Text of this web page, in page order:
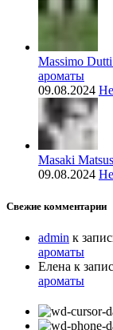
Massimo
ароматы
09.08.2024
Masaki
09.08.2024
Свежие комментарии
admin к
ароматы
Елена к
ароматы